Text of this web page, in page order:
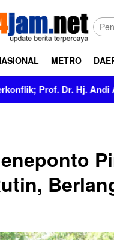
METRO
Andi Aslinda, M.Si